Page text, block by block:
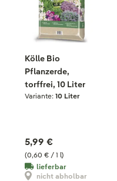
Kölle Bio
Pflanzerde,
torffrei, 10 Liter
Variante: 10 Liter
(0,60 € / 1 l)
5,99 €
lieferbar
nicht abholbar